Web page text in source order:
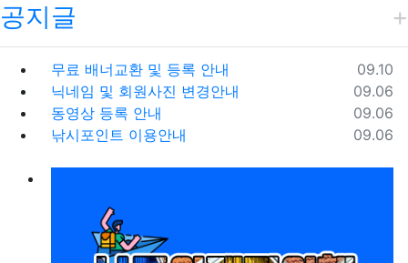
공지글
등록일
09.10
무료 배너교환 및 등록 안내
등록일
09.06
닉네임 및 회원사진 변경안내
등록일
09.06
동영상 등록 안내
등록일
09.06
낚시포인트 이용안내